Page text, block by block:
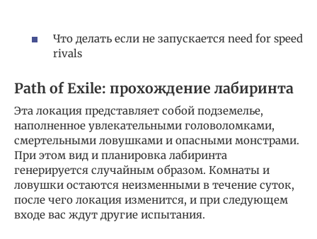
Что делать если не запускается need for speed
rivals
Path of Exile: прохождение лабиринта
Эта локация представляет собой подземелье,
наполненное увлекательными головоломками,
смертельными ловушками и опасными монстрами.
При этом вид и планировка лабиринта
генерируется случайным образом. Комнаты и
ловушки остаются неизменными в течение суток,
после чего локация изменится, и при следующем
входе вас ждут другие испытания.